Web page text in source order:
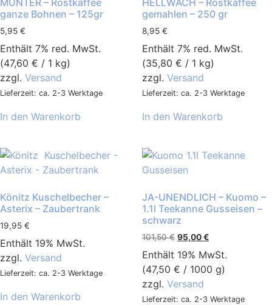
MUNTER – Röstkaffee
ganze Bohnen – 125gr
5,95 €
Enthält 7% red. MwSt.
(47,60 € / 1 kg)
zzgl. Versand
Lieferzeit: ca. 2-3 Werktage
In den Warenkorb
HELLWACH – Röstkaffee
gemahlen – 250 gr
8,95 €
Enthält 7% red. MwSt.
(35,80 € / 1 kg)
zzgl. Versand
Lieferzeit: ca. 2-3 Werktage
In den Warenkorb
Könitz Kuschelbecher –
Asterix – Zaubertrank
19,95 €
Enthält 19% MwSt.
zzgl. Versand
Lieferzeit: ca. 2-3 Werktage
In den Warenkorb
JA-UNENDLICH – Kuomo –
1.1l Teekanne Gusseisen –
schwarz
101,50€ 95,00€
Enthält 19% MwSt.
(47,50 € / 1000 g)
zzgl. Versand
Lieferzeit: ca. 2-3 Werktage